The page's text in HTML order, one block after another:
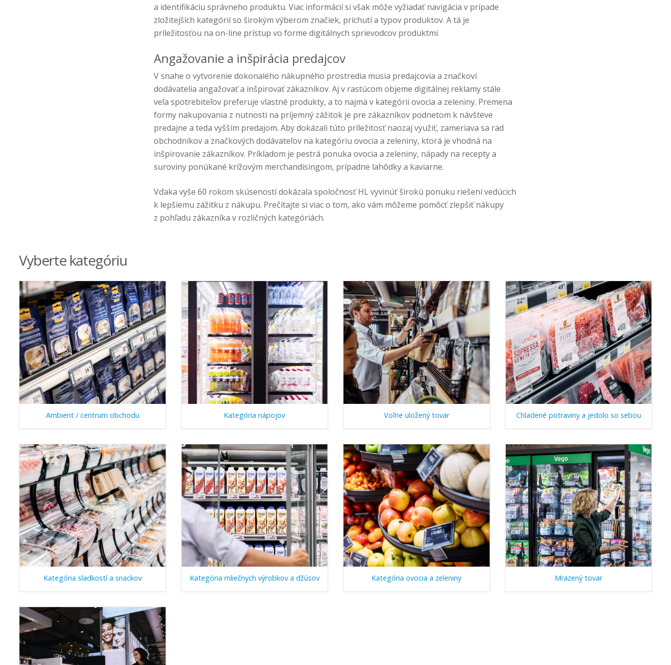
a identifikáciu správneho produktu. Viac informácií si však môže vyžiadať navigácia v prípade
zložitejších kategórií so širokým výberom značiek, príchutí a typov produktov. A tá je
príležitosťou na on-line prístup vo forme digitálnych sprievodcov produktmi.
Angažovanie a inšpirácia predajcov
V snahe o vytvorenie dokonalého nákupného prostredia musia predajcovia a značkoví
dodávatelia angažovať a inšpirovať zákazníkov. Aj v rastúcom objeme digitálnej reklamy stále
veľa spotrebiteľov preferuje vlastné produkty, a to najmä v kategórii ovocia a zeleniny. Premena
formy nakupovania z nutnosti na príjemný zážitok je pre zákazníkov podnetom k návšteve
predajne a teda vyšším predajom. Aby dokázali túto príležitosť naozaj využiť, zameriava sa rad
obchodníkov a značkových dodávateľov na kategóriu ovocia a zeleniny, ktorá je vhodná na
inšpirovanie zákazníkov. Príkladom je pestrá ponuka ovocia a zeleniny, nápady na recepty a
suroviny ponúkané krížovým merchandisingom, prípadne lahôdky a kaviarne.
Vďaka vyše 60 rokom skúseností dokázala spoločnosť HL vyvinúť širokú ponuku riešení vedúcich
k lepšiemu zážitku z nákupu. Prečítajte si viac o tom, ako vám môžeme pomôcť zlepšiť nákupy
z pohľadu zákazníka v rozličných kategóriách.
Vyberte kategóriu
Ambient / centrum obchodu Kategória nápojov Voľne uložený tovar Chladené potraviny a jedolo so sebou
Kategória sladkostí a snackov Kategória mliečnych výrobkov a džúsov Kategória ovocia a zeleniny Mrazený tovar